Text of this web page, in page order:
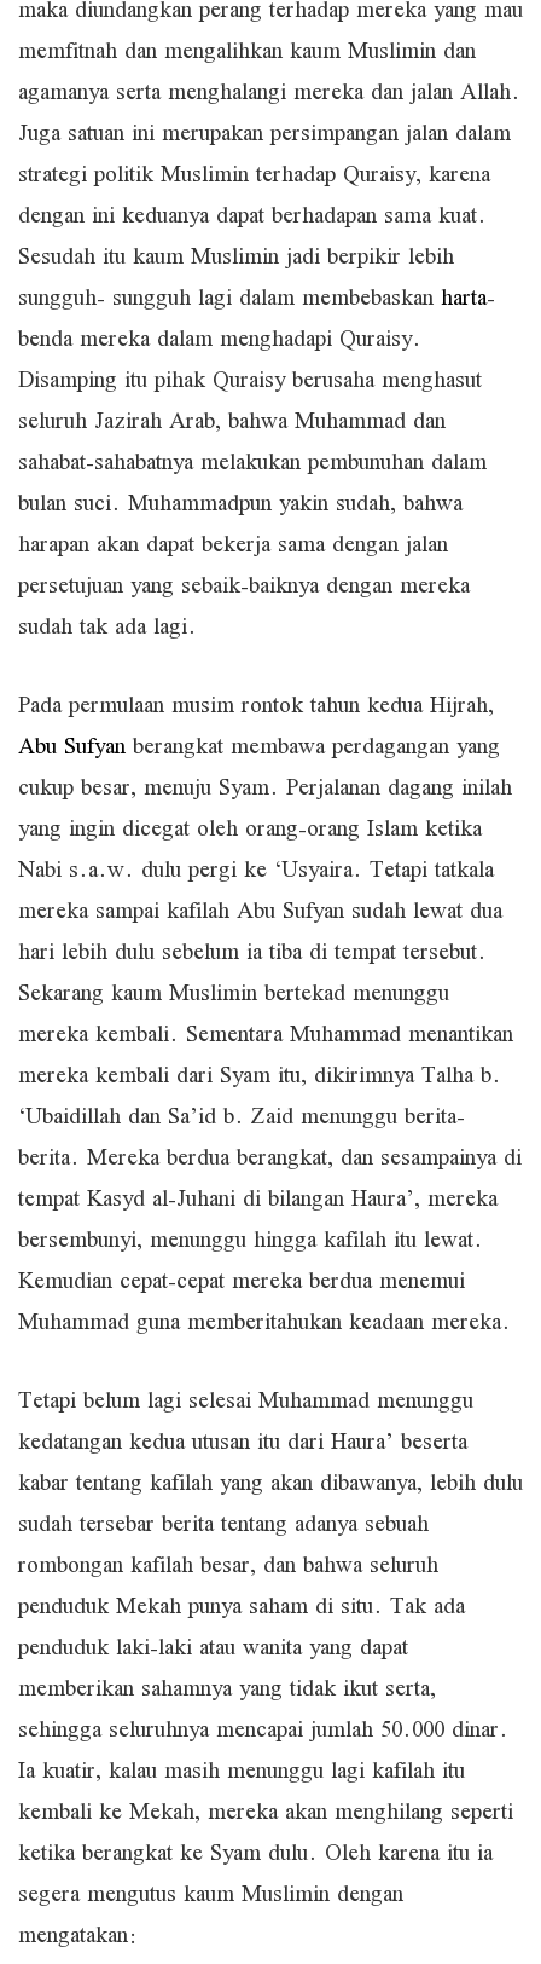
maka diundangkan perang terhadap mereka yang mau
memfitnah dan mengalihkan kaum Muslimin dan
agamanya serta menghalangi mereka dan jalan Allah.
Juga satuan ini merupakan persimpangan jalan dalam
strategi politik Muslimin terhadap Quraisy, karena
dengan ini keduanya dapat berhadapan sama kuat.
Sesudah itu kaum Muslimin jadi berpikir lebih
sungguh- sungguh lagi dalam membebaskanharta-
benda mereka dalam menghadapi Quraisy.
Disamping itu pihak Quraisy berusaha menghasut
seluruh Jazirah Arab, bahwa Muhammad dan
sahabat-sahabatnya melakukan pembunuhan dalam
bulan suci. Muhammadpun yakin sudah, bahwa
harapan akan dapat bekerja sama dengan jalan
persetujuan yang sebaik-baiknya dengan mereka
sudah tak ada lagi.
Pada permulaan musim rontok tahun kedua Hijrah,
Abu Sufyanberangkat membawa perdagangan yang
cukup besar, menuju Syam. Perjalanan dagang inilah
yang ingin dicegat oleh orang-orang Islam ketika
Nabi s.a.w. dulu pergi ke ‘Usyaira. Tetapi tatkala
mereka sampai kafilah Abu Sufyan sudah lewat dua
hari lebih dulu sebelum ia tiba di tempat tersebut.
Sekarang kaum Muslimin bertekad menunggu
mereka kembali. Sementara Muhammad menantikan
mereka kembali dari Syam itu, dikirimnya Talha b.
‘Ubaidillah dan Sa’id b. Zaid menunggu berita-
berita. Mereka berdua berangkat, dan sesampainya di
tempat Kasyd al-Juhani di bilangan Haura’, mereka
bersembunyi, menunggu hingga kafilah itu lewat.
Kemudian cepat-cepat mereka berdua menemui
Muhammad guna memberitahukan keadaan mereka.
Tetapi belum lagi selesai Muhammad menunggu
kedatangan kedua utusan itu dari Haura’ beserta
kabar tentang kafilah yang akan dibawanya, lebih dulu
sudah tersebar berita tentang adanya sebuah
rombongan kafilah besar, dan bahwa seluruh
penduduk Mekah punya saham di situ. Tak ada
penduduk laki-laki atau wanita yang dapat
memberikan sahamnya yang tidak ikut serta,
sehingga seluruhnya mencapai jumlah 50.000 dinar.
Ia kuatir, kalau masih menunggu lagi kafilah itu
kembali ke Mekah, mereka akan menghilang seperti
ketika berangkat ke Syam dulu. Oleh karena itu ia
segera mengutus kaum Muslimin dengan
mengatakan: